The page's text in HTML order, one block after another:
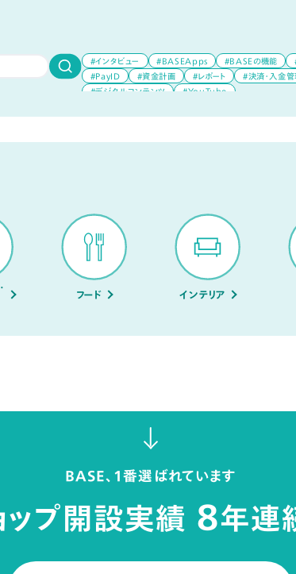
#インタビュー #BASEApps #BASEの機能
#PayID
#資金計画 #レポート #決済・入金
#デジタルコンテンツ
#YouTube
フード インテリア
BASE、1番選ばれています
ップ開設実績 8年連